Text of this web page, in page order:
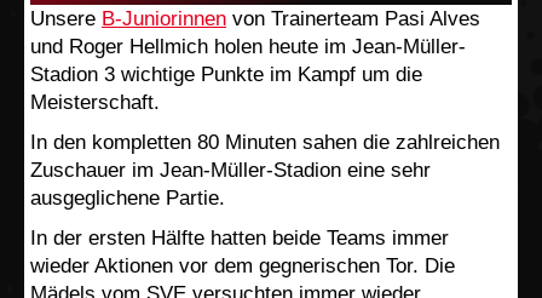
Unsere B-Juniorinnen von Trainerteam Pasi Alves
und Roger Hellmich holen heute im Jean-Müller-
Stadion 3 wichtige Punkte im Kampf um die
Meisterschaft.
In den kompletten 80 Minuten sahen die zahlreichen
Zuschauer im Jean-Müller-Stadion eine sehr
ausgeglichene Partie.
In der ersten Hälfte hatten beide Teams immer
wieder Aktionen vor dem gegnerischen Tor. Die
Mädels vom SVE versuchten immer wieder,